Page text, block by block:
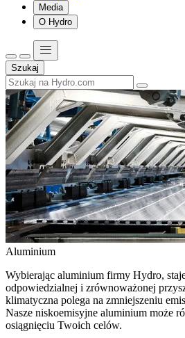
Media
O Hydro
Szukaj
Aluminium
Wybierając aluminium firmy Hydro,
odpowiedzialnej i zrównoważonej
klimatyczna polega na zmniejszeniu
Nasze niskoemisyjne aluminium może
osiągnięciu Twoich celów.